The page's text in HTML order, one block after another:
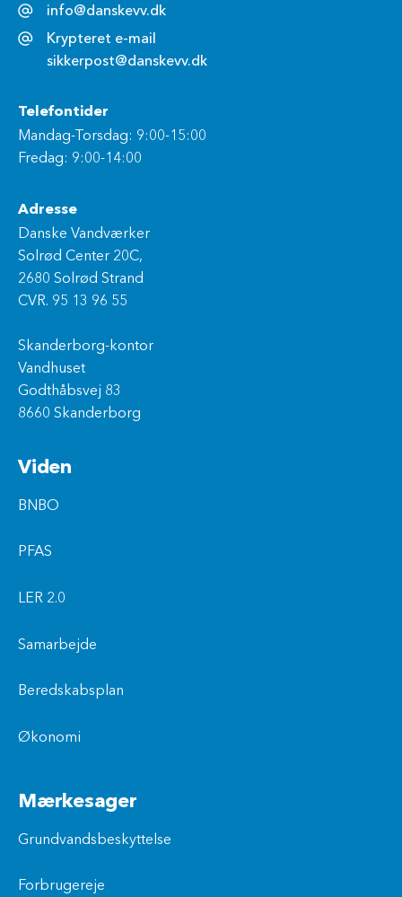
info@danskevv.dk
Krypteret e-mail
sikkerpost@danskevv.dk
Telefontider
Mandag-Torsdag: 9:00-15:00
Fredag: 9:00-14:00
Adresse
Danske Vandværker
Solrød Center 20C,
2680 Solrød Strand
CVR. 95 13 96 55
Skanderborg-kontor
Vandhuset
Godthåbsvej 83
8660 Skanderborg
Viden
BNBO
PFAS
LER 2.0
Samarbejde
Beredskabsplan
Økonomi
Mærkesager
Grundvandsbeskyttelse
Forbrugereje